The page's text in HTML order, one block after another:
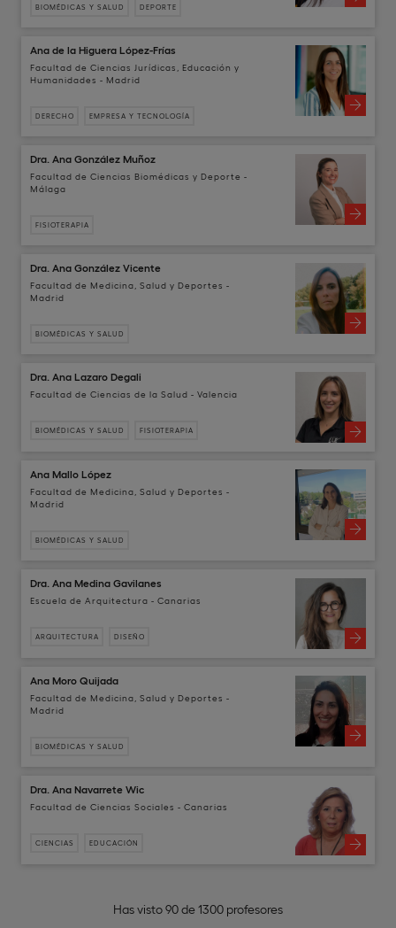
BIOMÉDICAS Y SALUD DEPORTE
Ana de la Higuera López-Frías
Facultad de Ciencias Jurídicas, Educación y
Humanidades - Madrid
DERECHO EMPRESA Y TECNOLOGÍA
Dra. Ana González Muñoz
Facultad de Ciencias Biomédicas y Deporte -
Málaga
FISIOTERAPIA
Dra. Ana González Vicente
Facultad de Medicina, Salud y Deportes -
Madrid
BIOMÉDICAS Y SALUD
Dra. Ana Lazaro Degali
Facultad de Ciencias de la Salud - Valencia
BIOMÉDICAS Y SALUD FISIOTERAPIA
Ana Mallo López
Facultad de Medicina, Salud y Deportes -
Madrid
BIOMÉDICAS Y SALUD
Dra. Ana Medina Gavilanes
Escuela de Arquitectura - Canarias
ARQUITECTURA DISEÑO
Ana Moro Quijada
Facultad de Medicina, Salud y Deportes -
Madrid
BIOMÉDICAS Y SALUD
Dra. Ana Navarrete Wic
Facultad de Ciencias Sociales - Canarias
CIENCIAS EDUCACIÓN
Has visto 90 de 1300 profesores